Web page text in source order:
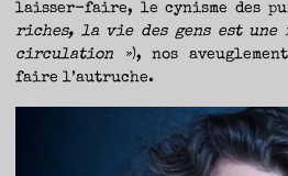
laisser-faire, le cynisme des
riches, la vie des gens est une
circulation »), nos
faire l’autruche.